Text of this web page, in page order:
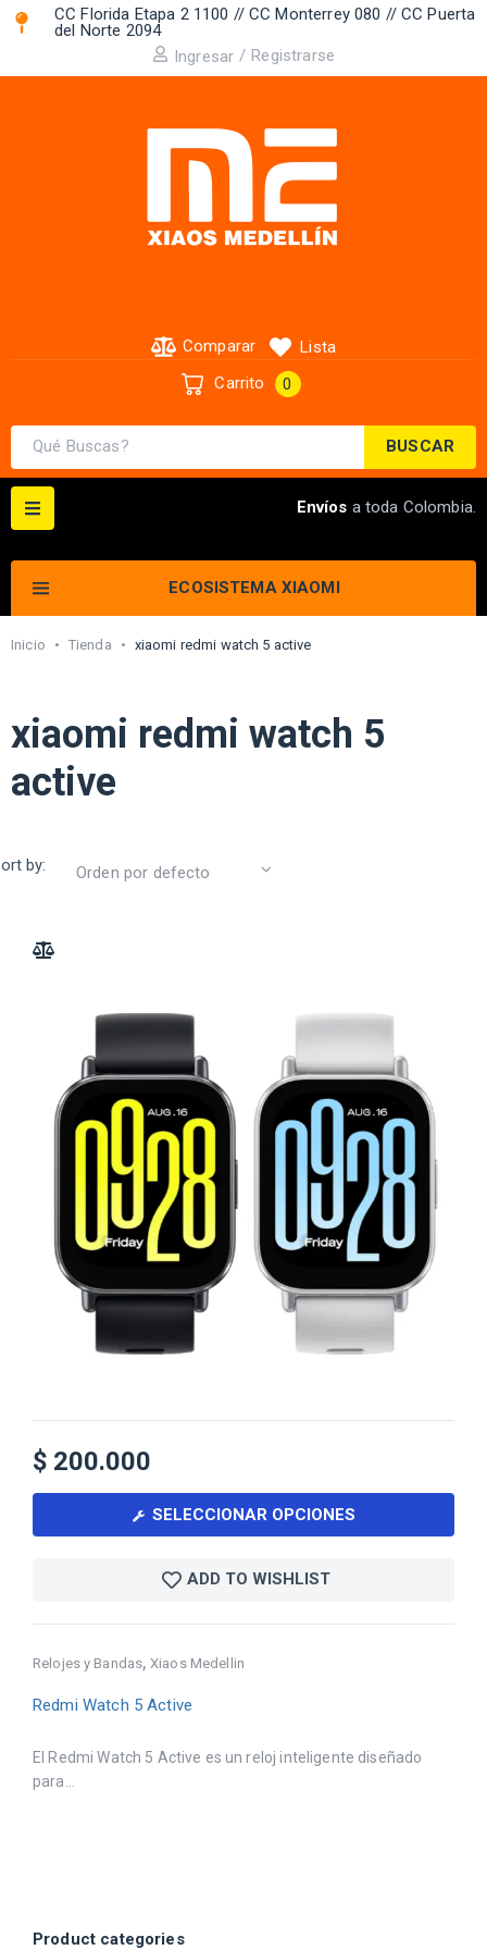
CC Florida Etapa 2 1100 // CC Monterrey 080 // CC Puerta
del Norte 2094 ​
Ingresar / Registrarse
BUSCAR
Comparar
Lista
Carrito
0
ECOSISTEMA XIAOMI
Envíos a toda Colombia.
Inicio • Tienda • xiaomi redmi watch 5 active
xiaomi redmi watch 5
active
Product categories
by:
Relojes y Bandas,Xiaos Medellin
Redmi Watch 5 Active
El Redmi Watch 5 Active es un reloj inteligente diseñado
para...
$ 200.000
SELECCIONAR OPCIONES
ADD TO WISHLIST